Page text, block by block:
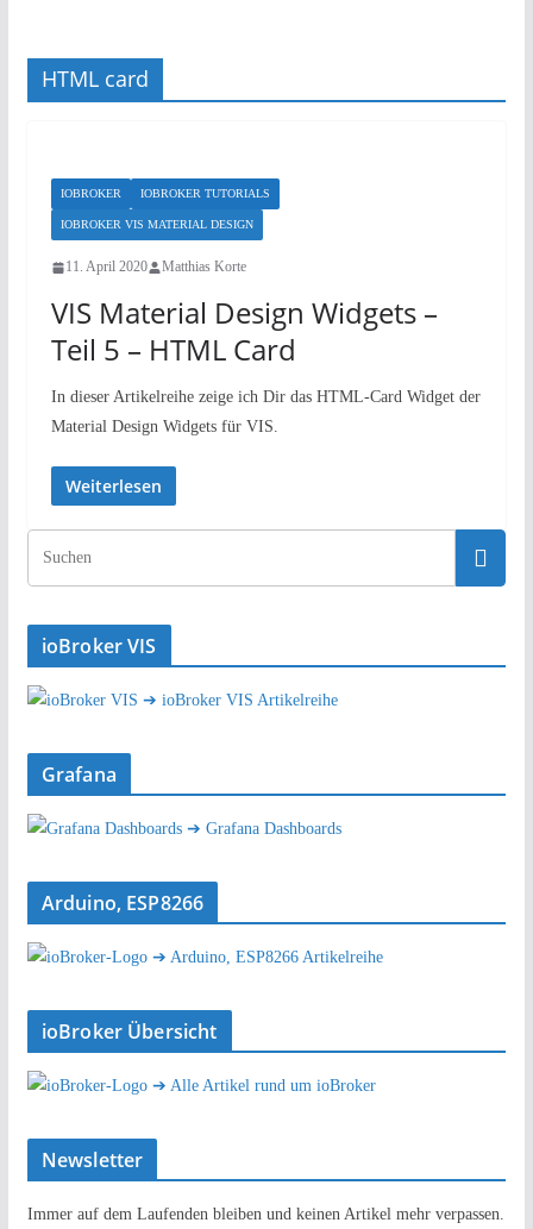
HTML card
IOBROKER IOBROKER TUTORIALS
IOBROKER VIS MATERIAL DESIGN
11. April 2020 Matthias Korte
VIS Material Design Widgets –
Teil 5 – HTML Card
In dieser Artikelreihe zeige ich Dir das HTML-Card Widget der
Material Design Widgets für VIS.
Weiterlesen
ioBroker VIS
➔ ioBroker VIS Artikelreihe
Grafana
➔ Grafana Dashboards
Arduino, ESP8266
➔ Arduino, ESP8266 Artikelreihe
ioBroker Übersicht
➔ Alle Artikel rund um ioBroker
Newsletter
Immer auf dem Laufenden bleiben und keinen Artikel mehr verpassen.